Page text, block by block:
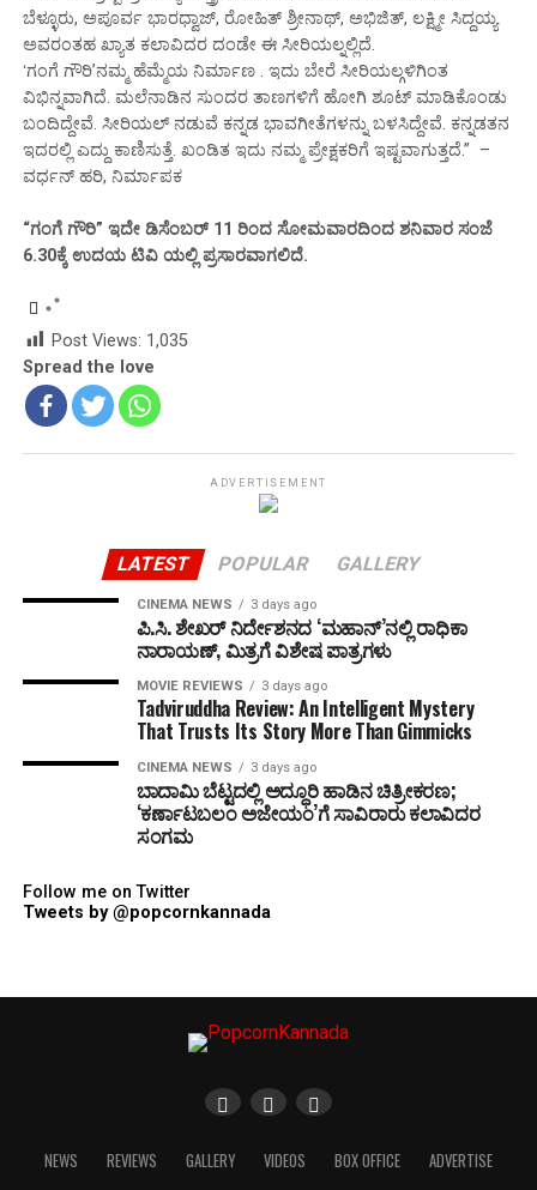
ಬೆಳ್ಳೂರು, ಅಪೂರ್ವ ಭಾರಧ್ವಾಜ್, ರೋಹಿತ್ ಶ್ರೀನಾಥ್, ಅಭಿಜಿತ್, ಲಕ್ಷ್ಮೀ ಸಿದ್ದಯ್ಯ
ಅವರಂತಹ ಖ್ಯಾತ ಕಲಾವಿದರ ದಂಡೇ ಈ ಸೀರಿಯಲ್ನಲ್ಲಿದೆ.
ʻಗಂಗೆ ಗೌರಿʼನಮ್ಮ ಹೆಮ್ಮೆಯ ನಿರ್ಮಾಣ . ಇದು ಬೇರೆ ಸೀರಿಯಲ್ಗಳಿಗಿಂತ
ವಿಭಿನ್ನವಾಗಿದೆ. ಮಲೆನಾಡಿನ ಸುಂದರ ತಾಣಗಳಿಗೆ ಹೋಗಿ ಶೂಟ್ ಮಾಡಿಕೊಂಡು
ಬಂದಿದ್ದೇವೆ. ಸೀರಿಯಲ್ ನಡುವೆ ಕನ್ನಡ ಭಾವಗೀತೆಗಳನ್ನು ಬಳಸಿದ್ದೇವೆ. ಕನ್ನಡತನ
ಇದರಲ್ಲಿ ಎದ್ದು ಕಾಣಿಸುತ್ತೆ. ಖಂಡಿತ ಇದು ನಮ್ಮ ಪ್ರೇಕ್ಷಕರಿಗೆ ಇಷ್ಟವಾಗುತ್ತದೆ.” –
ವರ್ಧನ್ ಹರಿ, ನಿರ್ಮಾಪಕ
“ಗಂಗೆ ಗೌರಿ” ಇದೇ ಡಿಸೆಂಬರ್‌ 11 ರಿಂದ ಸೋಮವಾರದಿಂದ ಶನಿವಾರ ಸಂಜೆ
6.30ಕ್ಕೆ ಉದಯ ಟಿವಿ ಯಲ್ಲಿ ಪ್ರಸಾರವಾಗಲಿದೆ.
Post Views: 1,035
Spread the love
ADVERTISEMENT
LATEST POPULAR GALLERY
CINEMA NEWS 3 days ago
ಪಿ.ಸಿ. ಶೇಖರ್ ನಿರ್ದೇಶನದ ‘ಮಹಾನ್’ನಲ್ಲಿ ರಾಧಿಕಾ
ನಾರಾಯಣ್, ಮಿತ್ರಗೆ ವಿಶೇಷ ಪಾತ್ರಗಳು
MOVIE REVIEWS 3 days ago
Tadviruddha Review: An Intelligent Mystery
That Trusts Its Story More Than Gimmicks
CINEMA NEWS 3 days ago
ಬಾದಾಮಿ ಬೆಟ್ಟದಲ್ಲಿ ಅದ್ಧೂರಿ ಹಾಡಿನ ಚಿತ್ರೀಕರಣ;
‘ಕರ್ಣಾಟಬಲಂ ಅಜೇಯಂ’ಗೆ ಸಾವಿರಾರು ಕಲಾವಿದರ
ಸಂಗಮ
Follow me on Twitter
Tweets by @popcornkannada
NEWS REVIEWS GALLERY VIDEOS BOX OFFICE ADVERTISE